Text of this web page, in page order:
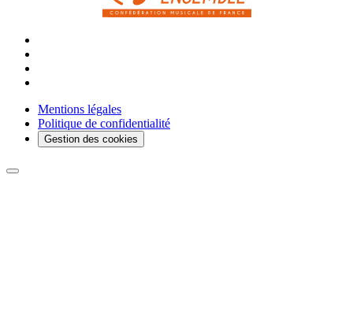
Mentions légales
Politique de confidentialité
Gestion des cookies